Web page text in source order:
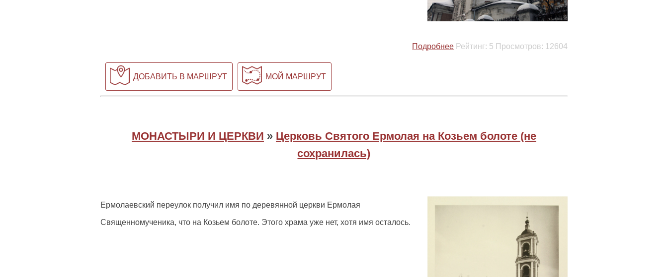
Подробнее Рейтинг: 5 Просмотров: 12604
ДОБАВИТЬ В МАРШРУТ МОЙ МАРШРУТ
МОНАСТЫРИ И ЦЕРКВИ » Церковь Святого Ермолая на Козьем болоте (не
сохранилась)
Ермолаевский переулок получил имя по деревянной церкви Ермолая
Священномученика, что на Козьем болоте. Этого храма уже нет, хотя имя осталось.